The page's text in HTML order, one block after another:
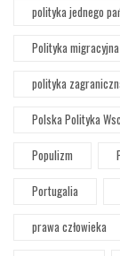
polityka jednego
Polityka migracyjna
polityka
Polska Polityka
Populizm
Portugalia
prawa człowieka